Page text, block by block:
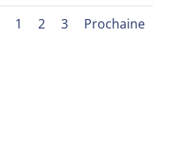
1 2 3 Prochaine